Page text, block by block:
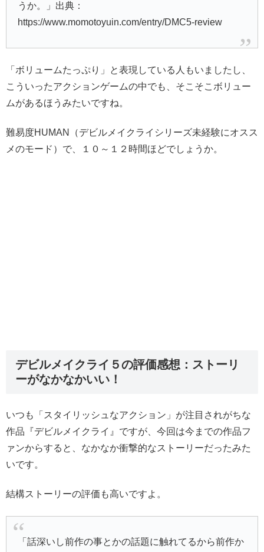
うか。」出典：
https://www.momotoyuin.com/entry/DMC5-review
「ボリュームたっぷり」と表現している人もいましたし、
こういったアクションゲームの中でも、そこそこボリュー
ムがあるほうみたいですね。
難易度HUMAN（デビルメイクライシリーズ未経験にオスス
メのモード）で、１０～１２時間ほどでしょうか。
デビルメイクライ５の評価感想：ストーリ
ーがなかなかいい！
いつも「スタイリッシュなアクション」が注目されがちな
作品『デビルメイクライ』ですが、今回は今までの作品フ
ァンからすると、なかなか衝撃的なストーリーだったみた
いです。
結構ストーリーの評価も高いですよ。
「話深いし前作の事とかの話題に触れてるから前作か